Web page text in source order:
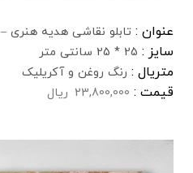
عنوان : تابلو نقاشی هدیه هنری – G0394
سایز : 25 * 25 سانتی متر
متریال : رنگ روغن و آکریلیک
قیمت : 23,800,000 ریال